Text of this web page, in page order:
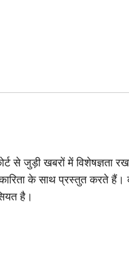
से जुड़ी खबरों में विशेषज्ञता
के साथ प्रस्तुत करते हैं।
है।